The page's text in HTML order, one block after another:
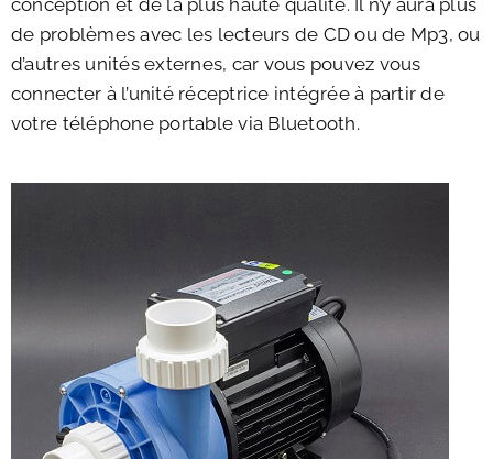
conception et de la plus haute qualité. Il n’y aura plus
de problèmes avec les lecteurs de CD ou de Mp3, ou
d’autres unités externes, car vous pouvez vous
connecter à l’unité réceptrice intégrée à partir de
votre téléphone portable via Bluetooth.